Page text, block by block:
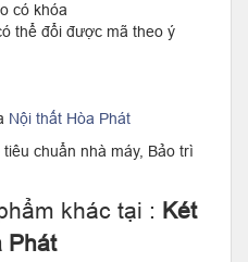
có khóa
được mã theo ý
Nội thất Hòa Phát
chuẩn nhà máy, Bảo trì
khác tại : Két
Phát